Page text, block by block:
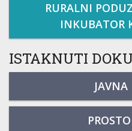
RURALNI
INKUBATOR
ISTAKNUTI